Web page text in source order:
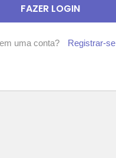
uma conta? Registrar-se